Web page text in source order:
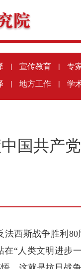
| 宣传教育 | 专
| 地方工作 | 学
国共产
西斯战争胜利
“人类文明进步